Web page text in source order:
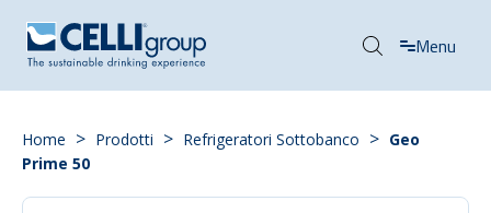
Menu
Home > Prodotti > Refrigeratori Sottobanco > Geo
Prime 50